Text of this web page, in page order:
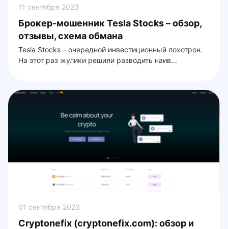
11 сентября 2023
Брокер-мошенник Tesla Stocks – обзор,
отзывы, схема обмана
Tesla Stocks – очередной инвестиционный лохотрон.
На этот раз жулики решили разводить наив...
01 сентября 2023
Cryptonefix (cryptonefix.com): обзор и